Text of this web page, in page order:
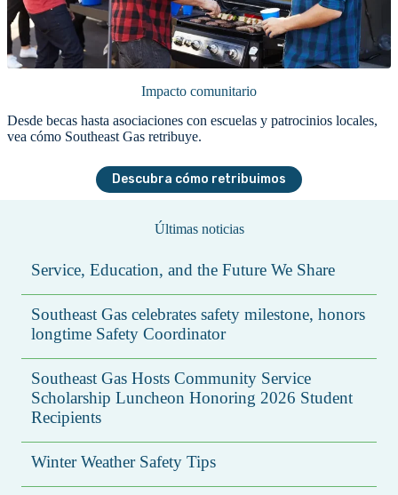
Impacto comunitario
Desde becas hasta asociaciones con escuelas y patrocinios locales,
vea cómo Southeast Gas retribuye.
Descubra cómo retribuimos
Últimas noticias
Service, Education, and the Future We Share
Southeast Gas celebrates safety milestone, honors
longtime Safety Coordinator
Southeast Gas Hosts Community Service
Scholarship Luncheon Honoring 2026 Student
Recipients
Winter Weather Safety Tips